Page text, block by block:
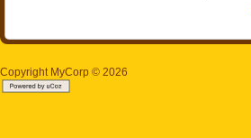
Copyright MyCorp © 2026